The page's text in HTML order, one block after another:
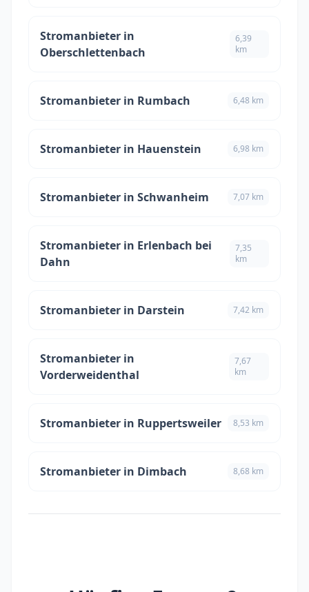
Stromanbieter in
Oberschlettenbach
6,39
km
Stromanbieter in Rumbach 6,48 km
Stromanbieter in Hauenstein 6,98 km
Stromanbieter in Schwanheim 7,07 km
Stromanbieter in Erlenbach bei
Dahn
7,35
km
Stromanbieter in Darstein 7,42 km
Stromanbieter in
Vorderweidenthal
7,67
km
Stromanbieter in Ruppertsweiler 8,53 km
Stromanbieter in Dimbach 8,68 km